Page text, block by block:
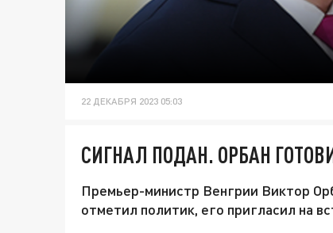
22 ДЕКАБРЯ 2023 05:03
СИГНАЛ ПОДАН. ОРБАН
Премьер-министр Венгрии Виктор
отметил политик, его пригласил на